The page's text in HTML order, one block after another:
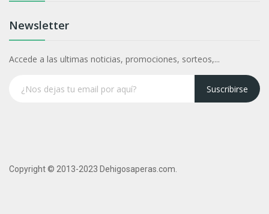
Newsletter
Accede a las ultimas noticias, promociones, sorteos,...
Suscribirse
Copyright © 2013-2023 Dehigosaperas.com.